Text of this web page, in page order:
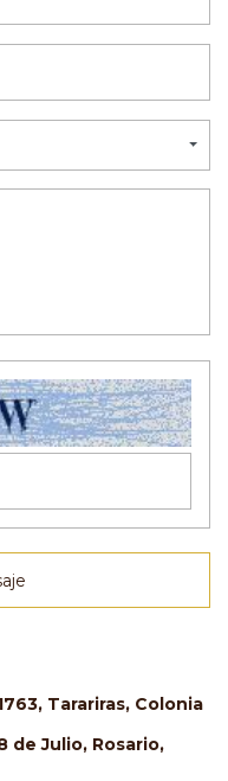
Tarariras, Colonia
de Julio, Rosario,